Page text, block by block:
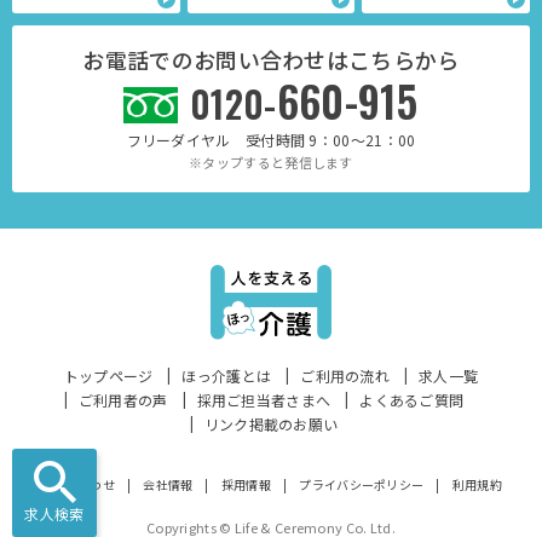
求人検索
お電話でのお問い合わせはこちらから
0120-660-915
フリーダイヤル 受付時間 9：00～21：00
※タップすると発信します
トップページ ほっ介護とは ご利用の流れ
求人一覧
ご利用者の声
採用ご担当者さまへ
よくあるご質問
リンク掲載のお願い
お問い合わせ 会社情報 採用情報 プライバシーポリシー 利用規約
Copyrights © Life & Ceremony Co. Ltd.